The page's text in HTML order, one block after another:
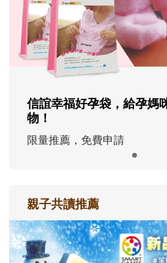
信誼幸福好孕袋，給孕媽
物！
限量推薦，免費申請
親子共讀推薦